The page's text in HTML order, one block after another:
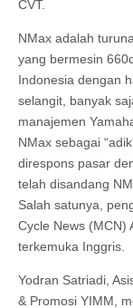
CVT.
NMax adalah
yang bermesin
Indonesia dengan
selangit, banyak
manajemen
NMax sebagai
direspons pasar
telah disandang
Salah satunya,
Cycle News (MCN)
terkemuka Inggris.
Yodran Satriadi,
& Promosi YIMM,